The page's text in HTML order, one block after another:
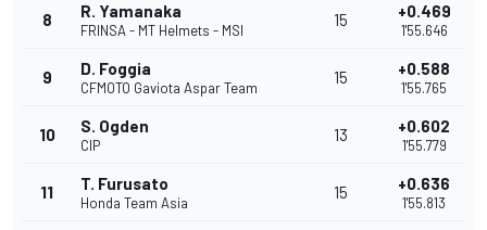
8 R. Yamanaka
FRINSA - MT Helmets - MSI
15 +0.469
1'55.646
9 D. Foggia
CFMOTO Gaviota Aspar Team
15 +0.588
1'55.765
10 S. Ogden
CIP
13 +0.602
1'55.779
11 T. Furusato
Honda Team Asia
15 +0.636
1'55.813